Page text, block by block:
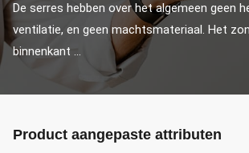
De serres hebben over het algemeen geen
ventilatie, en geen machtsmateriaal. Het
binnenkant ...
Product aangepaste attributen